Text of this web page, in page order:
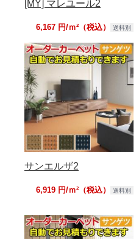
[MY] マレユール2
6,167 円/ｍ²（税込） 送料別
サンエルザ2
6,919 円/ｍ²（税込） 送料別